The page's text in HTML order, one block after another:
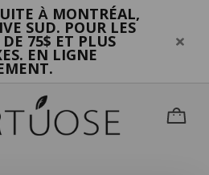
À MONTRÉAL,
SUD. POUR LES
75$ ET PLUS
EN LIGNE